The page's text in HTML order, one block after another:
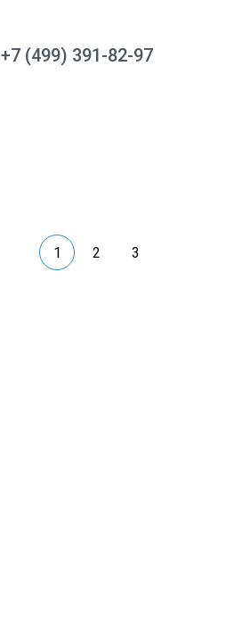
+7 (499) 391-82-97
1 2 3